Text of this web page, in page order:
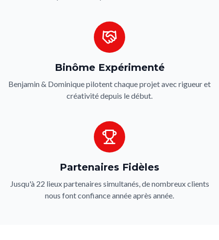
Binôme Expérimenté
Benjamin & Dominique pilotent chaque projet avec rigueur et
créativité depuis le début.
Partenaires Fidèles
Jusqu'à 22 lieux partenaires simultanés, de nombreux clients
nous font confiance année après année.